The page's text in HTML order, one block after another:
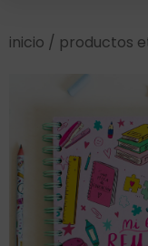
inicio / productos